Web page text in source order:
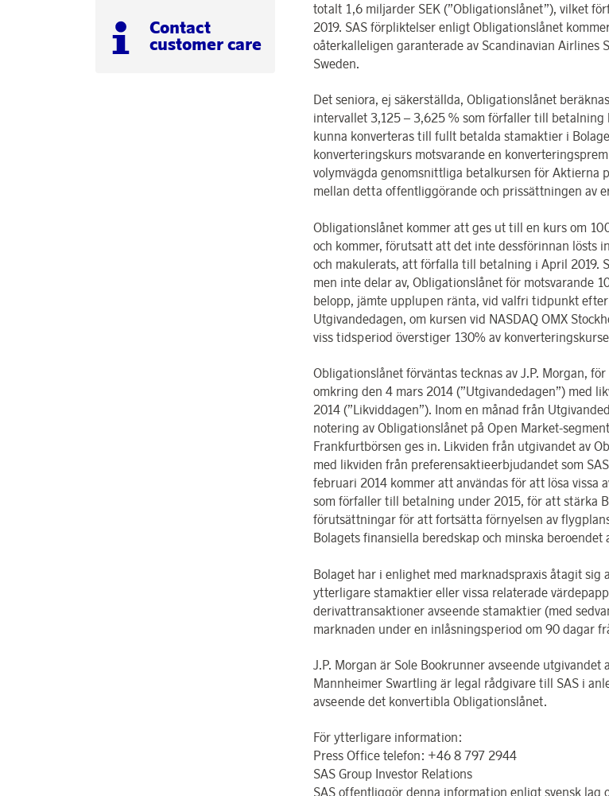
Contact
customer care
totalt 1,6 miljarder SEK (”Obligationslånet”), vilket
2019. SAS förpliktelser enligt Obligationslånet
oåterkalleligen garanterade av Scandinavian Airlines
Sweden.
Det seniora, ej säkerställda, Obligationslånet
intervallet 3,125 – 3,625 % som förfaller till betalning
kunna konverteras till fullt betalda stamaktier i
konverteringskurs motsvarande en
volymvägda genomsnittliga betalkursen för Aktierna
mellan detta offentliggörande och prissättningen av
Obligationslånet kommer att ges ut till en kurs om
och kommer, förutsatt att det inte dessförinnan lösts
och makulerats, att förfalla till betalning i April 2019.
men inte delar av, Obligationslånet för motsvarande
belopp, jämte upplupen ränta, vid valfri tidpunkt
Utgivandedagen, om kursen vid NASDAQ OMX
viss tidsperiod överstiger 130% av
Obligationslånet förväntas tecknas av J.P. Morgan,
omkring den 4 mars 2014 (”Utgivandedagen”) med
2014 (”Likviddagen”). Inom en månad från
notering av Obligationslånet på Open Market-
Frankfurtbörsen ges in. Likviden från utgivandet av
med likviden från preferensaktieerbjudandet som
februari 2014 kommer att användas för att lösa vissa
som förfaller till betalning under 2015, för att stärka
förutsättningar för att fortsätta förnyelsen av
Bolagets finansiella beredskap och minska beroendet
Bolaget har i enlighet med marknadspraxis åtagit sig
ytterligare stamaktier eller vissa relaterade
derivattransaktioner avseende stamaktier (med
marknaden under en inlåsningsperiod om 90 dagar
J.P. Morgan är Sole Bookrunner avseende utgivandet
Mannheimer Swartling är legal rådgivare till SAS i
avseende det konvertibla Obligationslånet.
För ytterligare information:
Press Office telefon: +46 8 797 2944
SAS Group Investor Relations
SAS offentliggör denna information enligt svensk lag